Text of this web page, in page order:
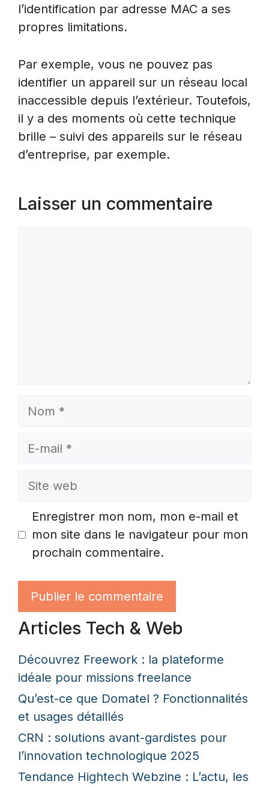
l’identification par adresse MAC a ses
propres limitations.
Par exemple, vous ne pouvez pas
identifier un appareil sur un réseau local
inaccessible depuis l’extérieur. Toutefois,
il y a des moments où cette technique
brille – suivi des appareils sur le réseau
d’entreprise, par exemple.
Laisser un commentaire
Nom
E-
Site
Enregistrer mon nom, mon e-mail et
mon site dans le navigateur pour mon
prochain commentaire.
Articles Tech & Web
Découvrez Freework : la plateforme
idéale pour missions freelance
Qu’est-ce que Domatel ? Fonctionnalités
et usages détaillés
CRN : solutions avant-gardistes pour
l’innovation technologique 2025
Tendance Hightech Webzine : L’actu, les